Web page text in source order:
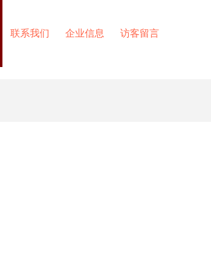
联系我们 企业信息 访客留言